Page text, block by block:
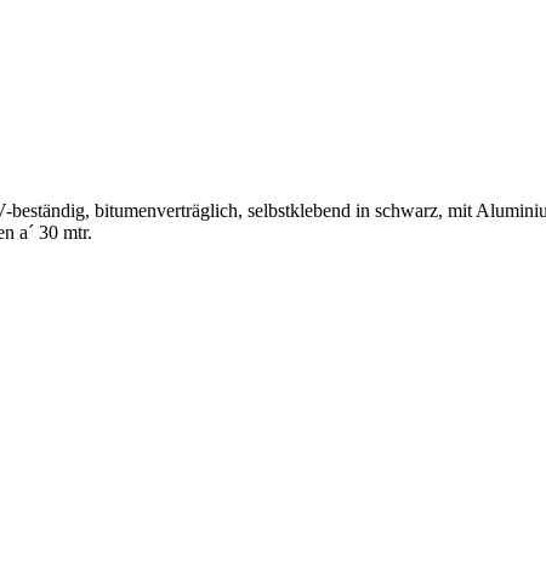
bitumenverträglich, selbstklebend in schwarz, mit
a´ 30 mtr.